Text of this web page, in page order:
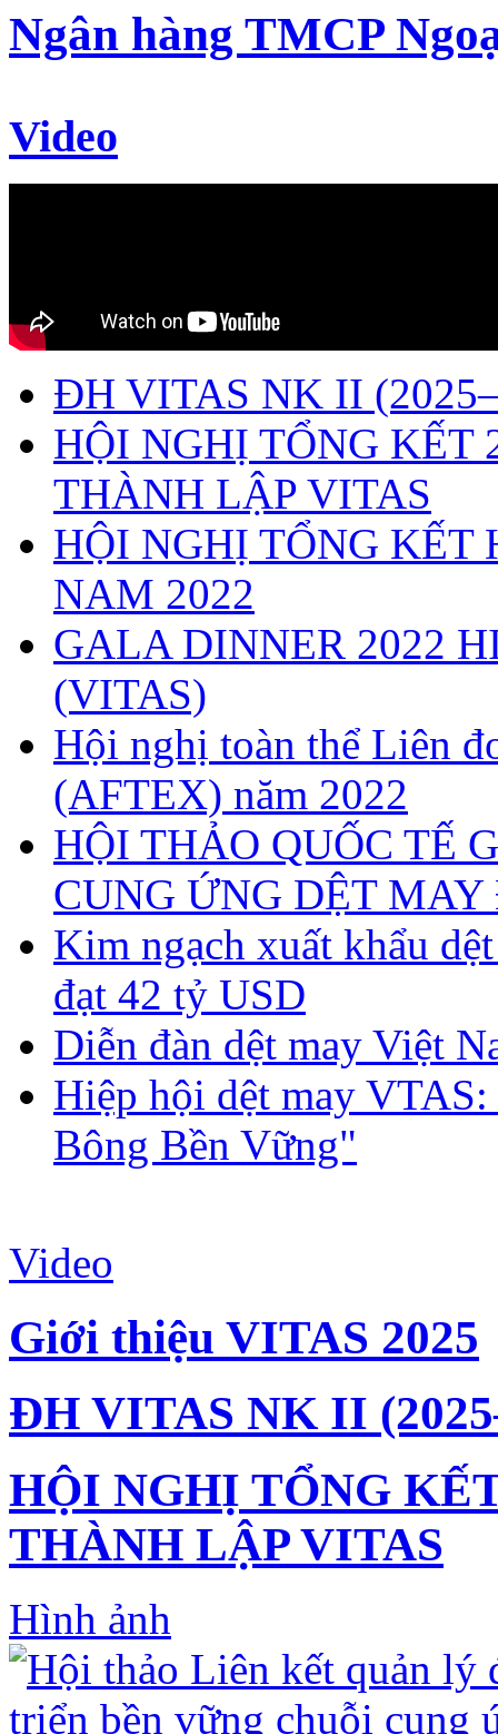
Ngân hàng TMCP
Video
ĐH VITAS NK II
HỘI NGHỊ TỔNG
THÀNH LẬP VITAS
HỘI NGHỊ TỔNG KẾT
NAM 2022
GALA DINNER 2022
(VITAS)
Hội nghị toàn thể Liên
(AFTEX) năm 2022
HỘI THẢO QUỐC TẾ
CUNG ỨNG DỆT
Kim ngạch xuất khẩu
đạt 42 tỷ USD
Diễn đàn dệt may Việt
Hiệp hội dệt may
Bông Bền Vững"
Video
Giới thiệu VITAS 2025
ĐH VITAS NK II
HỘI NGHỊ TỔNG
THÀNH LẬP VITAS
Hình ảnh